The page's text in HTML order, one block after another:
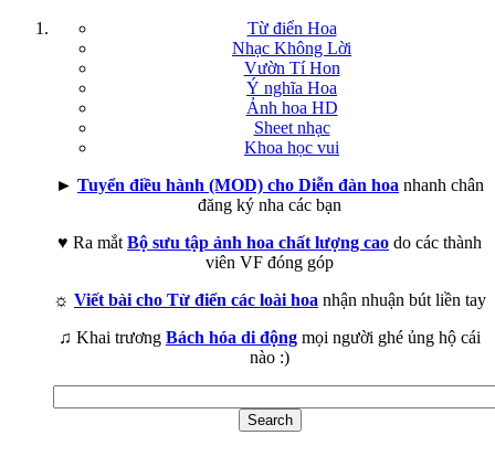
Từ điển Hoa
Nhạc Không Lời
Vườn Tí Hon
Ý nghĩa Hoa
Ảnh hoa HD
Sheet nhạc
Khoa học vui
► Tuyển điều hành (MOD) cho Diễn đàn hoa nhanh chân
đăng ký nha các bạn
♥ Ra mắt Bộ sưu tập ảnh hoa chất lượng cao do các thành
viên VF đóng góp
☼ Viết bài cho Từ điển các loài hoa nhận nhuận bút liền tay
♫ Khai trương Bách hóa di động mọi người ghé ủng hộ cái
nào :)